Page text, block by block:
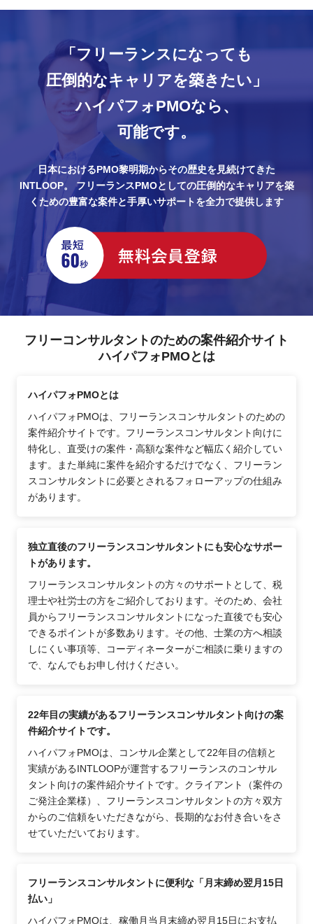
「フリーランスになっても
圧倒的なキャリアを築きたい」
ハイパフォPMOなら、
可能です。
日本におけるPMO黎明期からその歴史を見続けてきた
INTLOOP。
フリーランスPMOとしての圧倒的なキャリアを築
くための豊富な案件と手厚いサポートを全力で提供します
フリーコンサルタントのための案件紹介サイト
ハイパフォPMOとは
ハイパフォPMOとは
ハイパフォPMOは、フリーランスコンサルタントのための
案件紹介サイトです。フリーランスコンサルタント向けに
特化し、直受けの案件・高額な案件など幅広く紹介してい
ます。また単純に案件を紹介するだけでなく、フリーラン
スコンサルタントに必要とされるフォローアップの仕組み
があります。
独立直後のフリーランスコンサルタントにも安心なサポー
トがあります。
フリーランスコンサルタントの方々のサポートとして、税
理士や社労士の方をご紹介しております。そのため、会社
員からフリーランスコンサルタントになった直後でも安心
できるポイントが多数あります。その他、士業の方へ相談
しにくい事項等、コーディネーターがご相談に乗りますの
で、なんでもお申し付けください。
22年目の実績があるフリーランスコンサルタント向けの案
件紹介サイトです。
ハイパフォPMOは、コンサル企業として22年目の信頼と
実績があるINTLOOPが運営するフリーランスのコンサル
タント向けの案件紹介サイトです。クライアント（案件の
ご発注企業様）、フリーランスコンサルタントの方々双方
からのご信頼をいただきながら、長期的なお付き合いをさ
せていただいております。
フリーランスコンサルタントに便利な「月末締め翌月15日
払い」
ハイパフォPMOは、稼働月当月末締め翌月15日にお支払